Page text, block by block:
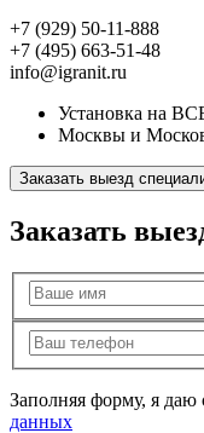
+7 (929) 50-11-888
+7 (495) 663-51-48
info@igranit.ru
Установка на
Москвы и
Заказать выезд
Заказать
Заполняя форму, я даю
данных